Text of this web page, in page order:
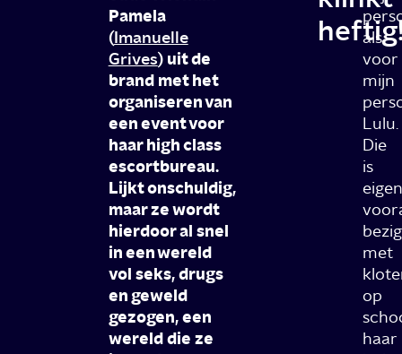
Pamela
(Imanuelle
Grives) uit de
brand met het
organiseren van
een event voor
haar high class
escortbureau.
Lijkt onschuldig,
maar ze wordt
hierdoor al snel
in een wereld
vol seks, drugs
en geweld
gezogen, een
wereld die ze
als
voor
mijn
Lulu.
Die
is
bezig
met
op
haar